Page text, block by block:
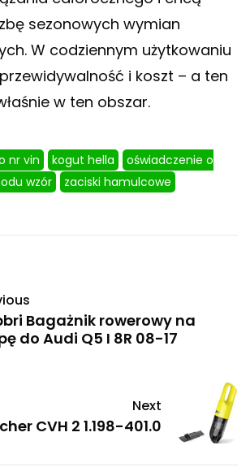
sezonowych wymian
W codziennym użytkowaniu
i koszt – a ten
w ten obszar.
nr vin kogut hella
oświadczenie o
wzór
zaciski hamulcowe
Bagażnik rowerowy na
do Audi Q5 I 8R 08-17
Next
CVH 2 1.198-401.0